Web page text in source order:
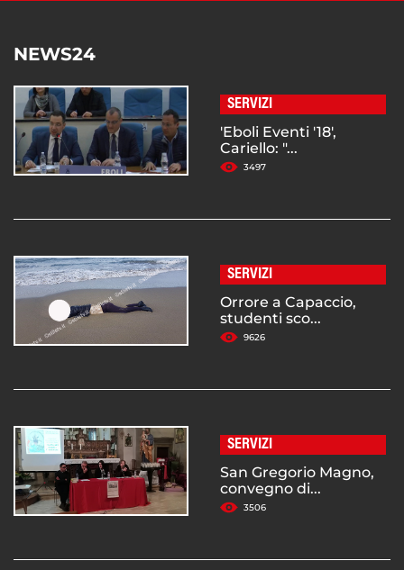
NEWS24
SERVIZI
'Eboli Eventi '18',
Cariello: "...
3497
SERVIZI
Orrore a Capaccio,
studenti sco...
9626
SERVIZI
San Gregorio Magno,
convegno di...
3506